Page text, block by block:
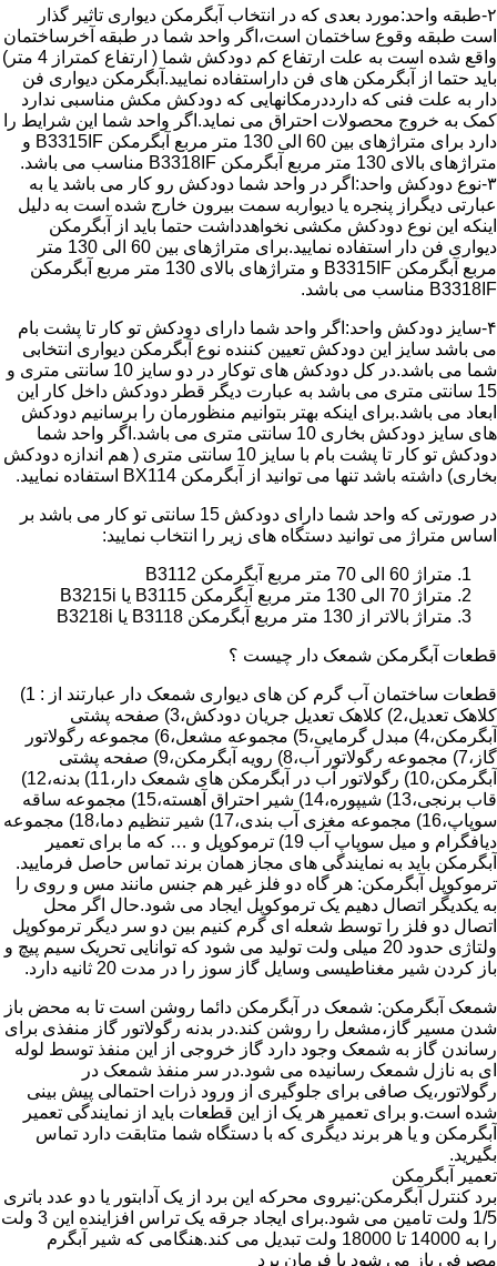
۲-طبقه واحد:مورد بعدی که در انتخاب آبگرمکن دیواری تاثیر گذار
است طبقه وقوع ساختمان است،اگر واحد شما در طبقه آخرساختمان
واقع شده است به علت ارتفاع کم دودکش شما ( ارتفاع کمتراز 4 متر)
باید حتما از آبگرمکن های فن داراستفاده نمایید.آبگرمکن دیواری فن
دار به علت فنی که دارددرمکانهایی که دودکش مکش مناسبی ندارد
کمک به خروج محصولات احتراق می نماید.اگر واحد شما این شرایط را
دارد برای متراژهای بین 60 الی 130 متر مربع آبگرمکن B3315IF و
متراژهای بالای 130 متر مربع آبگرمکن B3318IF مناسب می باشد.
۳-نوع دودکش واحد:اگر در واحد شما دودکش رو کار می باشد یا به
عبارتی دیگراز پنجره یا دیواربه سمت بیرون خارج شده است به دلیل
اینکه این نوع دودکش مکشی نخواهدداشت حتما باید از آبگرمکن
دیواری فن دار استفاده نمایید.برای متراژهای بین 60 الی 130 متر
مربع آبگرمکن B3315IF و متراژهای بالای 130 متر مربع آبگرمکن
B3318IF مناسب می باشد.
۴-سایز دودکش واحد:اگر واحد شما دارای دودکش تو کار تا پشت بام
می باشد سایز این دودکش تعیین کننده نوع آبگرمکن دیواری انتخابی
شما می باشد.در کل دودکش های توکار در دو سایز 10 سانتی متری و
15 سانتی متری می باشد به عبارت دیگر قطر دودکش داخل کار این
ابعاد می باشد.برای اینکه بهتر بتوانیم منظورمان را برسانیم دودکش
های سایز دودکش بخاری 10 سانتی متری می باشد.اگر واحد شما
دودکش تو کار تا پشت بام با سایز 10 سانتی متری ( هم اندازه دودکش
بخاری) داشته باشد تنها می توانید از آبگرمکن BX114 استفاده نمایید.
در صورتی که واحد شما دارای دودکش 15 سانتی تو کار می باشد بر
اساس متراژ می توانید دستگاه های زیر را انتخاب نمایید:
متراژ 60 الی 70 متر مربع آبگرمکن B3112
متراژ 70 الی 130 متر مربع آبگرمکن B3115 یا B3215i
متراژ بالاتر از 130 متر مربع آبگرمکن B3118 یا B3218i
قطعات آبگرمکن شمعک دار چیست ؟
قطعات ساختمان آب گرم کن های دیواری شمعک دار عبارتند از : 1)
کلاهک تعدیل،2) کلاهک تعدیل جریان دودکش،3) صفحه پشتی
آبگرمکن،4) مبدل گرمایی،5) مجموعه مشعل،6) مجموعه رگولاتور
گاز،7) مجموعه رگولاتور آب،8) رویه آبگرمکن،9) صفحه پشتی
آبگرمکن،10) رگولاتور آب در آبگرمکن های شمعک دار،11) بدنه،12)
قاب برنجی،13) شیپوره،14) شیر احتراق آهسته،15) مجموعه ساقه
سوپاپ،16) مجموعه مغزی آب بندی،17) شیر تنظیم دما،18) مجموعه
دیافگرام و میل سوپاپ آب 19) ترموکوپل و … که ما برای تعمیر
آبگرمکن باید به نمایندگی های مجاز همان برند تماس حاصل فرمایید.
ترموکوپل آبگرمکن: هر گاه دو فلز غیر هم جنس مانند مس و روی را
به یکدیگر اتصال دهیم یک ترموکوپل ایجاد می شود.حال اگر محل
اتصال دو فلز را توسط شعله ای گرم کنیم بین دو سر دیگر ترموکوپل
ولتاژی حدود 20 میلی ولت تولید می شود که توانایی تحریک سیم پیچ و
باز کردن شیر مغناطیسی وسایل گاز سوز را در مدت 20 ثانیه دارد.
شمعک آبگرمکن: شمعک در آبگرمکن دائما روشن است تا به محض باز
شدن مسیر گاز،مشعل را روشن کند.در بدنه رگولاتور گاز منفذی برای
رساندن گاز به شمعک وجود دارد گاز خروجی از این منفذ توسط لوله
ای به نازل شمعک رسانیده می شود.در سر منفذ شمعک در
رگولاتور،یک صافی برای جلوگیری از ورود ذرات احتمالی پیش بینی
شده است.و برای تعمیر هر یک از این قطعات باید از نمایندگی تعمیر
آبگرمکن و یا هر برند دیگری که با دستگاه شما متابقت دارد تماس
بگیرید.
تعمیر آبگرمکن
برد کنترل آبگرمکن:نیروی محرکه این برد از یک آدابتور یا دو عدد باتری
1/5 ولت تامین می شود.برای ایجاد جرقه یک تراس افزاینده این 3 ولت
را به 14000 تا 18000 ولت تبدیل می کند.هنگامی که شیر آبگرم
مصرفی باز می شود با فرمان برد